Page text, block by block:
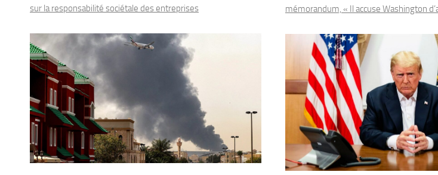
sur la responsabilité sociétale des entreprises
mémorandum, « Il accuse Washington